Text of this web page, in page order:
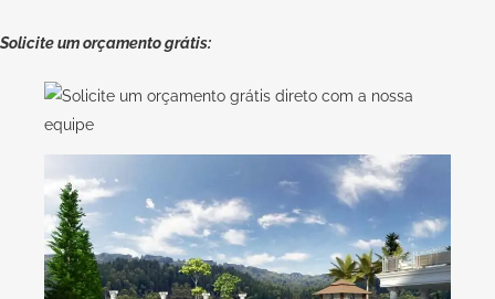
Solicite um orçamento grátis: